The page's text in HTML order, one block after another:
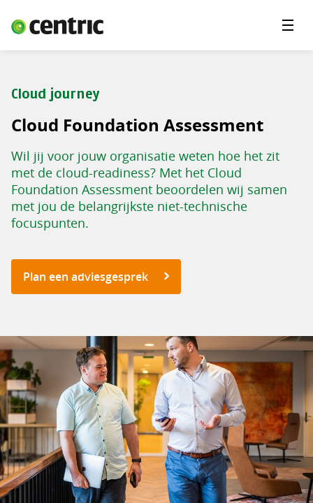
Oplossingen
Careers
Insights
Cloud journey
Cloud Foundation Assessment
Wil jij voor jouw organisatie weten hoe het zit
met de cloud-readiness? Met het Cloud
Foundation Assessment beoordelen wij samen
met jou de belangrijkste niet-technische
focuspunten.
Plan een adviesgesprek